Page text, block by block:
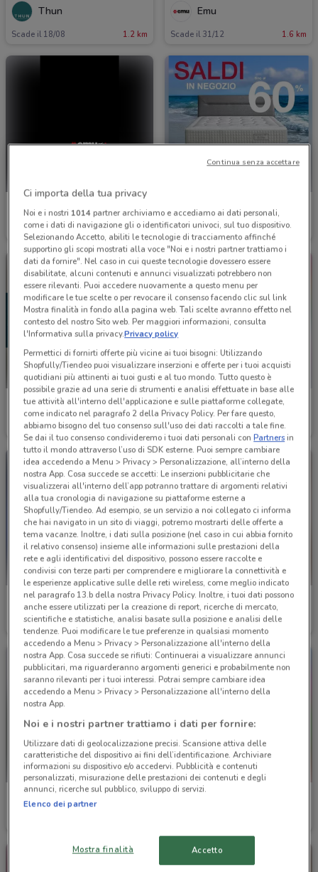
Thun
Scade il 18/08 1.2 km
Emu
Scade il 31/12 1.6 km
Emu
Scade il 31/12 2.4 km
Permaflex
Scade il 19/08 2.4 km
Divani & Divani
Scade il 31/01 2.5 km
Buffetti
Scade il 30/09 2.5 km
Tempur materassi
Scade il 31/12 2.7 km
Veneta Cucine
Scade il 31/12
Veneta Cucine
Ci importa della tua privacy
Noi e i nostri 1014partner archiviamo e accediamo ai dati personali,
come i dati di navigazione gli o identificatori univoci, sul tuo dispositivo.
Selezionando Accetto, abiliti le tecnologie di tracciamento affinché
supportino gli scopi mostrati alla voce "Noi e i nostri partner trattiamo i
dati da fornire". Nel caso in cui queste tecnologie dovessero essere
disabilitate, alcuni contenuti e annunci visualizzati potrebbero non
essere rilevanti. Puoi accedere nuovamente a questo menu per
modificare le tue scelte o per revocare il consenso facendo clic sul link
Mostra finalità in fondo alla pagina web. Tali scelte avranno effetto nel
contesto del nostro Sito web. Per maggiori informazioni, consulta
l'Informativa sulla privacy.Privacy policy
Permettici di fornirti offerte più vicine ai tuoi bisogni: Utilizzando
Shopfully/Tiendeo puoi visualizzare inserzioni e offerte per i tuoi acquisti
quotidiani più attinenti ai tuoi gusti e al tuo mondo. Tutto questo è
possibile grazie ad una serie di strumenti e analisi effettuate in base alle
tue attività all'interno dell'applicazione e sulle piattaforme collegate,
come indicato nel paragrafo 2 della Privacy Policy. Per fare questo,
abbiamo bisogno del tuo consenso sull'uso dei dati raccolti a tale fine.
Se dai il tuo consenso condivideremo i tuoi dati personali conPartnersin
tutto il mondo attraverso l’uso di SDK esterne. Puoi sempre cambiare
idea accedendo a Menu > Privacy > Personalizzazione, all’interno della
nostra App. Cosa succede se accetti: Le inserzioni pubblicitarie che
visualizzerai all'interno dell’app potranno trattare di argomenti relativi
alla tua cronologia di navigazione su piattaforme esterne a
Shopfully/Tiendeo. Ad esempio, se un servizio a noi collegato ci informa
che hai navigato in un sito di viaggi, potremo mostrarti delle offerte a
tema vacanze. Inoltre, i dati sulla posizione (nel caso in cui abbia fornito
il relativo consenso) insieme alle informazioni sulle prestazioni della
rete e agli identificativi del dispositivo, possono essere raccolte e
condivisi con terze parti per comprendere e migliorare la connettività e
le esperienze applicative sulle delle reti wireless, come meglio indicato
nel paragrafo 13.b della nostra Privacy Policy. Inoltre, i tuoi dati possono
anche essere utilizzati per la creazione di report, ricerche di mercato,
scientifiche e statistiche, analisi basate sulla posizione e analisi delle
tendenze. Puoi modificare le tue preferenze in qualsiasi momento
accedendo a Menu > Privacy > Personalizzazione all'interno della
nostra App. Cosa succede se rifiuti: Continuerai a visualizzare annunci
pubblicitari, ma riguarderanno argomenti generici e probabilmente non
saranno rilevanti per i tuoi interessi. Potrai sempre cambiare idea
accedendo a Menu > Privacy > Personalizzazione all'interno della
nostra App.
Noi e i nostri partner trattiamo i dati per fornire:
Utilizzare dati di geolocalizzazione precisi. Scansione attiva delle
caratteristiche del dispositivo ai fini dell’identificazione. Archiviare
informazioni su dispositivo e/o accedervi. Pubblicità e contenuti
personalizzati, misurazione delle prestazioni dei contenuti e degli
annunci, ricerche sul pubblico, sviluppo di servizi.
Elenco dei partner
Mostra finalità Accetto
Continua senza accettare